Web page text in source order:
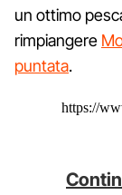
un ottimo
rimpiangere
puntata.
https://